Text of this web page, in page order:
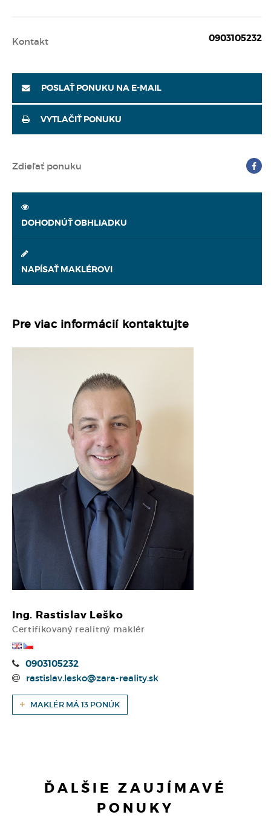
Kontakt 0903105232
POSLAŤ PONUKU NA E-MAIL
VYTLAČIŤ PONUKU
Zdieľať ponuku
DOHODNÚŤ OBHLIADKU
NAPÍSAŤ MAKLÉROVI
Pre viac informácií kontaktujte
Ing. Rastislav Leško
Certifikovaný realitný maklér
0903105232
rastislav.lesko@zara-reality.sk
MAKLÉR MÁ 13 PONÚK
ĎALŠIE ZAUJÍMAVÉ
PONUKY